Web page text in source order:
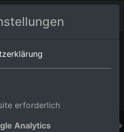
erforderlich
Analytics